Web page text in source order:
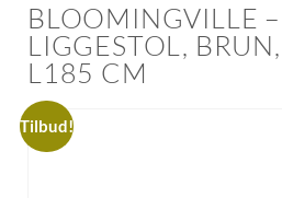
BLOOMINGVILLE
LIGGESTOL,
L185 CM
Tilbud!